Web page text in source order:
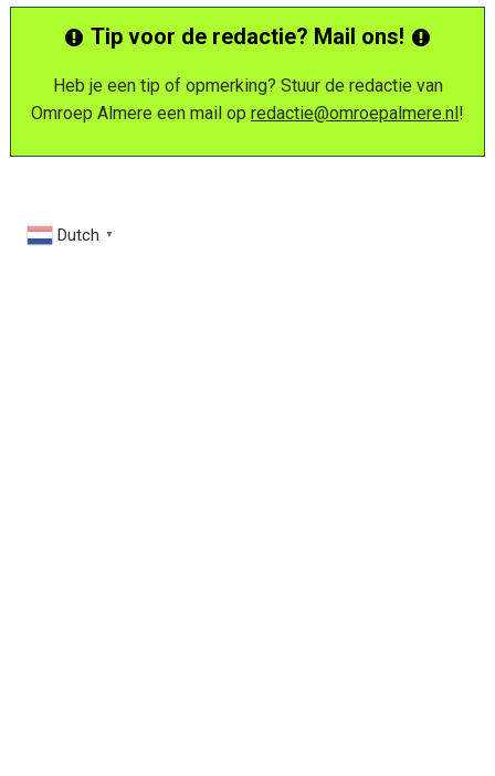
Tip voor de redactie? Mail ons!
Heb je een tip of opmerking? Stuur de redactie van
Omroep Almere een mail op redactie@omroepalmere.nl!
Dutch ▼